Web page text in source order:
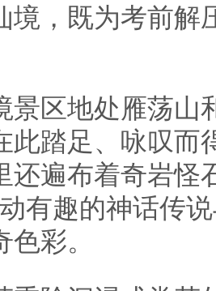
境，既为考前解
区地处雁荡山
此踏足、咏叹而
还遍布着奇岩怪
有趣的神话传
彩。